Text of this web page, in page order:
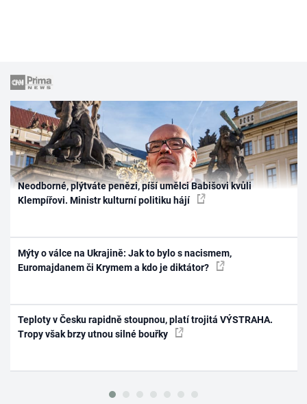
Neodborné, plýtváte penězi, píší umělci Babišovi kvůli
Klempířovi. Ministr kulturní politiku hájí
Mýty o válce na Ukrajině: Jak to bylo s nacismem,
Euromajdanem či Krymem a kdo je diktátor?
Teploty v Česku rapidně stoupnou, platí trojitá VÝSTRAHA.
Tropy však brzy utnou silné bouřky